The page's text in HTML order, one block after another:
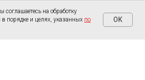
соглашаетесь на обработку
порядке и целях, указанных по
OK